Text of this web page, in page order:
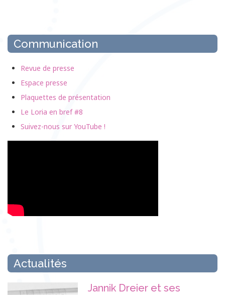
Communication
Revue de presse
Espace presse
Plaquettes de présentation
Le Loria en bref #8
Suivez-nous sur YouTube !
Actualités
Jannik Dreier et ses